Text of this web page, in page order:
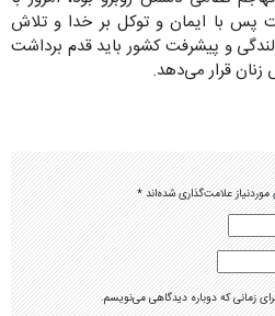
پس با ایمان و توکل بر خدا و تلاش
و پیشرفت کشور باید قدم برداشت
قرار می‌دهد.
علامت‌گذاری شده‌اند*
زمانی که دوباره دیدگاهی می‌نویسم.